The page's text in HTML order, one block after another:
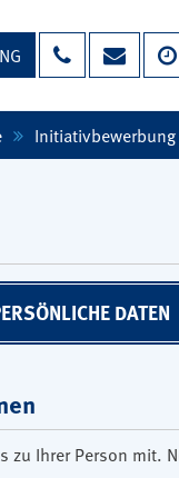
Initiativbewerbung
DATEN
zu Ihrer Person mit.